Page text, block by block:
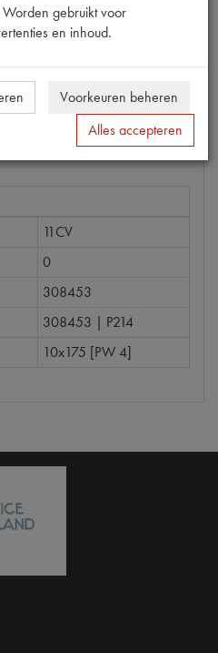
11CV
0
308453
308453 | P214
10x175 [PW 4]
gebruikt voor
en inhoud.
Voorkeuren beheren
Alles accepteren